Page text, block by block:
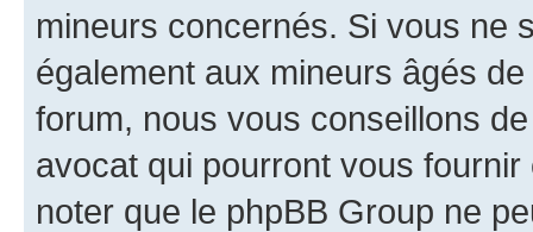
mineurs concernés. Si vous ne
également aux mineurs âgés
forum, nous vous conseillons
avocat qui pourront vous
noter que le phpBB Group ne